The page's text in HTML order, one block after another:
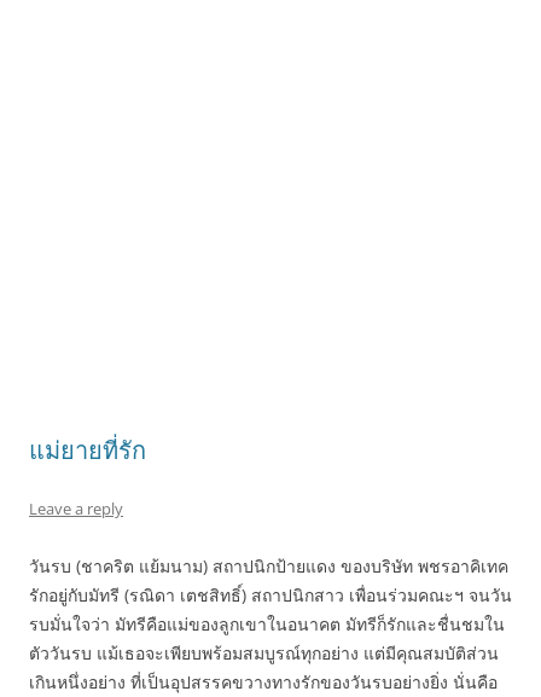
แม่ยายที่รัก
Leave a reply
วันรบ (ชาคริต แย้มนาม) สถาปนิกป้ายแดง ของบริษัท พชรอาคิเทค
รักอยู่กับมัทรี (รณิดา เตชสิทธิ์) สถาปนิกสาว เพื่อนร่วมคณะฯ จนวัน
รบมั่นใจว่า มัทรีคือแม่ของลูกเขาในอนาคต มัทรีก็รักและชื่นชมใน
ตัววันรบ แม้เธอจะเพียบพร้อมสมบูรณ์ทุกอย่าง แต่มีคุณสมบัติส่วน
เกินหนึ่งอย่าง ที่เป็นอุปสรรคขวางทางรักของวันรบอย่างยิ่ง นั่นคือ